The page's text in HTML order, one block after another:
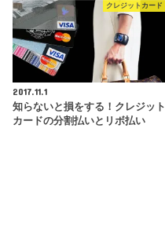
クレジットカード
2017.11.1
知らないと損をする！クレジット
カードの分割払いとリボ払い